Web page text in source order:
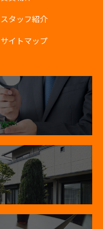
スタッフ紹介
サイトマップ